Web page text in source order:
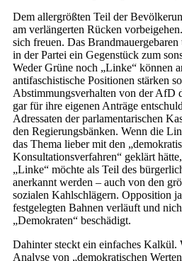
Dem allergrößten Teil der
am verlängerten Rücken
sich freuen. Das
in der Partei ein Gegenstück zum
Weder Grüne noch „Linke“ können
antifaschistische Positionen stärken
Abstimmungsverhalten von der AfD
gar für ihre eigenen Anträge
Adressaten der parlamentarischen
den Regierungsbänken. Wenn die
das Thema lieber mit den
Konsultationsverfahren“ geklärt
„Linke“ möchte als Teil des
anerkannt werden – auch von den
sozialen Kahlschlägern. Opposition
festgelegten Bahnen verläuft und
„Demokraten“ beschädigt.
Dahinter steckt ein einfaches Kalkül.
Analyse von „demokratischen